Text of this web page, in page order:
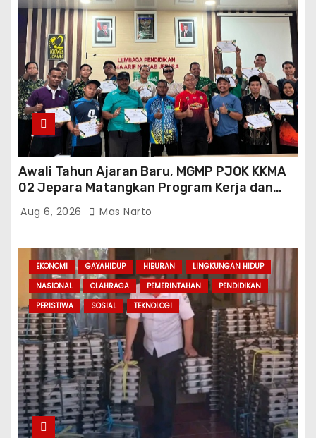
Awali Tahun Ajaran Baru, MGMP PJOK KKMA
02 Jepara Matangkan Program Kerja dan
Asesmen Gasal
Aug 6, 2026 Mas Narto
EKONOMI GAYAHIDUP HIBURAN
LINGKUNGAN HIDUP
NASIONAL
OLAHRAGA PEMERINTAHAN
PENDIDIKAN
PERISTIWA
SOSIAL TEKNOLOGI